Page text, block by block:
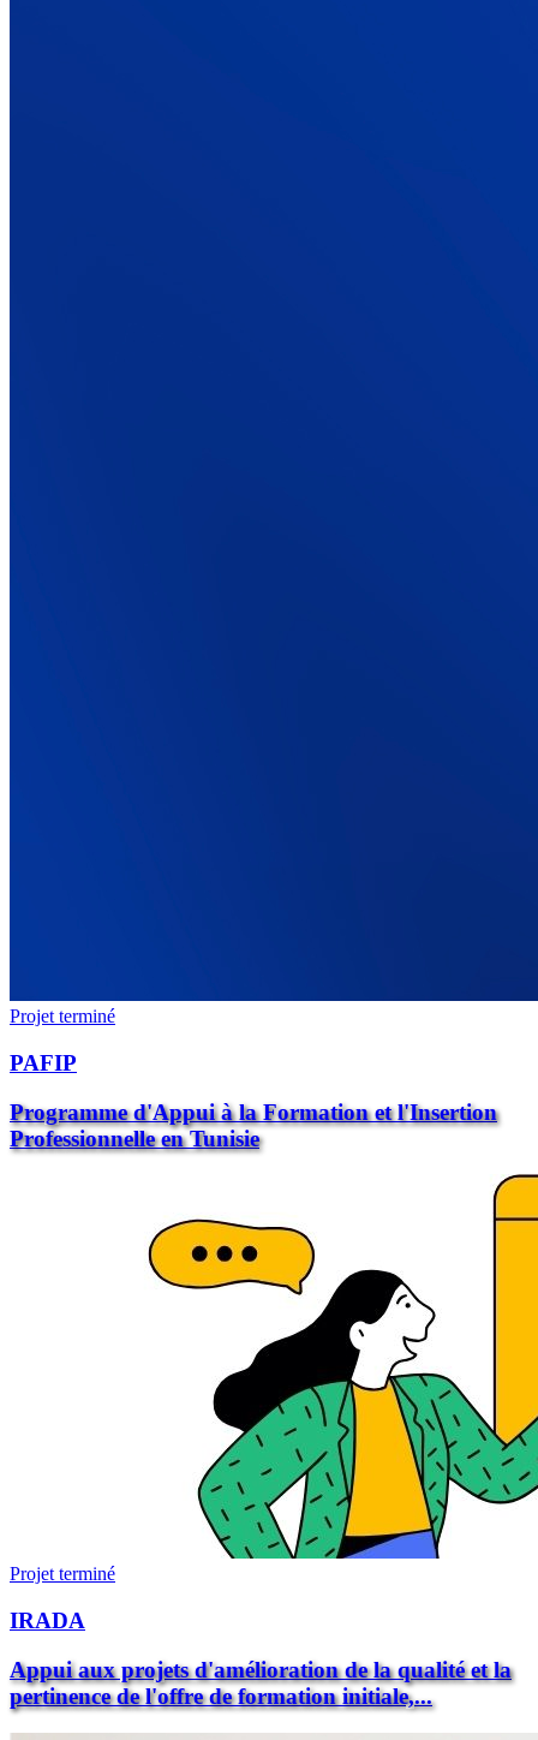
Projet terminé
PAFIP
Programme d'Appui à la Formation et l'Insertion
Professionnelle en Tunisie
Projet terminé
IRADA
Appui aux projets d'amélioration de la qualité et la
pertinence de l'offre de formation initiale,...